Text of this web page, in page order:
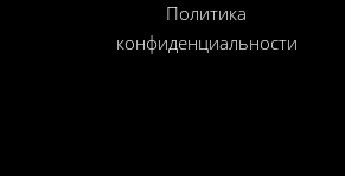
Политика
конфиденциальности